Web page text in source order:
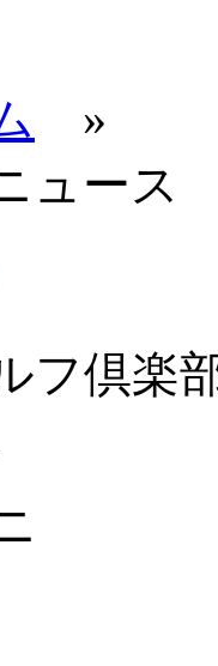
»
ュース
フ倶楽